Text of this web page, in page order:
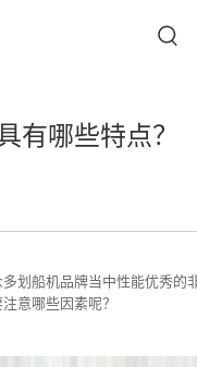
有哪些特点？
划船机品牌当中性能优秀的
意哪些因素呢？